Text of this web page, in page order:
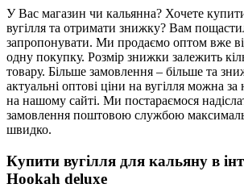
У Вас магазин чи кальянна? Хочете
вугілля та отримати знижку? Вам
запропонувати. Ми продаємо оптом вже
одну покупку. Розмір знижки залежить
товару. Більше замовлення – більше та
актуальні оптові ціни на вугілля можна
на нашому сайті. Ми постараємося
замовлення поштовою службою
швидко.
Купити вугілля для кальяну в
Hookah deluxe